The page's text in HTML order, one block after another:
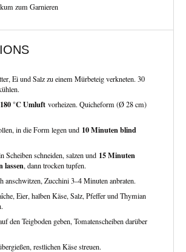
zum Garnieren
Ei und Salz zu einem Mürbeteig verkneten. 30
180 °C Umluft vorheizen. Quicheform (Ø 28 cm)
in die Form legen und 10 Minuten blind
Scheiben schneiden, salzen und 15 Minuten
lassen, dann trocken tupfen.
anschwitzen, Zucchini 3–4 Minuten anbraten.
Eier, halben Käse, Salz, Pfeffer und Thymian
den Teigboden geben, Tomatenscheiben darüber
restlichen Käse streuen.